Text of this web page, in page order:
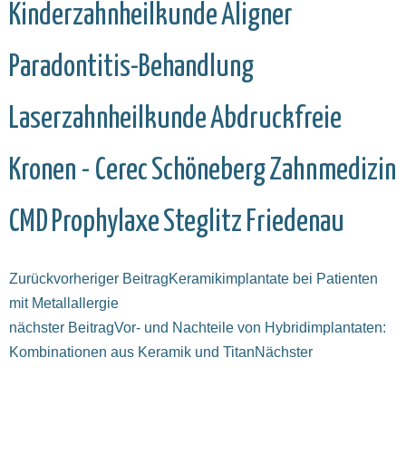
KinderzahnheilkundeAligner
Paradontitis-Behandlung
LaserzahnheilkundeAbdruckfreie
Kronen - CerecSchönebergZahnmedizin
CMD ProphylaxeSteglitz Friedenau
Zurückvorheriger BeitragKeramikimplantate bei Patienten
mit Metallallergie
nächster BeitragVor- und Nachteile von Hybridimplantaten:
Kombinationen aus Keramik und TitanNächster